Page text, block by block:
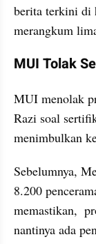
berita terkini di
merangkum
MUI Tolak
MUI menolak
Razi soal
menimbulkan
Sebelumnya,
8.200
memastikan,
nantinya ada